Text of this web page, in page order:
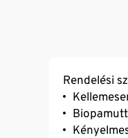
Rendelési